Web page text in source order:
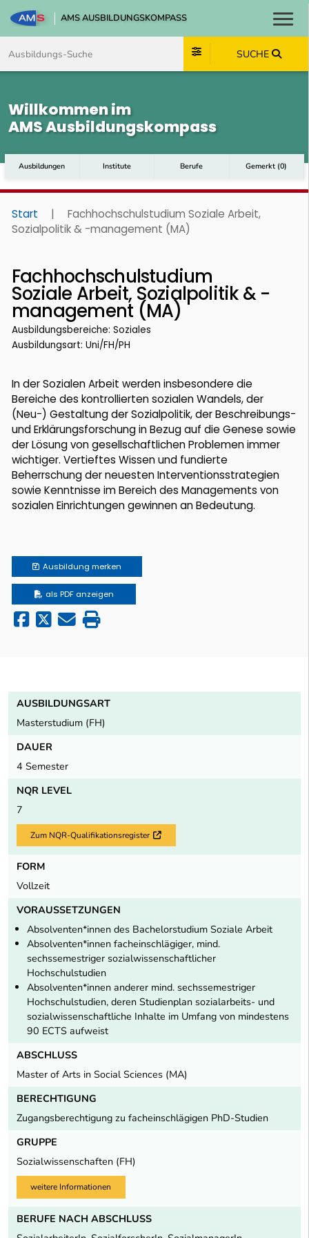
AMS AUSBILDUNGSKOMPASS
SUCHE
Willkommen im
AMS Ausbildungskompass
Ausbildungen Institute Berufe Gemerkt (0)
Start |
Fachhochschulstudium Soziale Arbeit,
Sozialpolitik & -management (MA)
Fachhochschulstudium
Soziale Arbeit, Sozialpolitik & -
management (MA)
Ausbildungsbereiche: Soziales
Ausbildungsart: Uni/FH/PH
In der Sozialen Arbeit werden insbesondere die
Bereiche des kontrollierten sozialen Wandels, der
(Neu-) Gestaltung der Sozialpolitik, der Beschreibungs-
und Erklärungsforschung in Bezug auf die Genese sowie
der Lösung von gesellschaftlichen Problemen immer
wichtiger. Vertieftes Wissen und fundierte
Beherrschung der neuesten Interventionsstrategien
sowie Kenntnisse im Bereich des Managements von
sozialen Einrichtungen gewinnen an Bedeutung.
Ausbildung merken
als PDF anzeigen
AUSBILDUNGSART
Masterstudium (FH)
DAUER
4 Semester
NQR LEVEL
7
Zum NQR-Qualifikationsregister Externer Link
FORM
Vollzeit
VORAUSSETZUNGEN
Absolventen*innen des Bachelorstudium Soziale Arbeit
Absolventen*innen facheinschlägiger, mind.
sechssemestriger sozialwissenschaftlicher
Hochschulstudien
Absolventen*innen anderer mind. sechssemestriger
Hochschulstudien, deren Studienplan sozialarbeits- und
sozialwissenschaftliche Inhalte im Umfang von mindestens
90 ECTS aufweist
ABSCHLUSS
Master of Arts in Social Sciences (MA)
BERECHTIGUNG
Zugangsberechtigung zu facheinschlägigen PhD-Studien
GRUPPE
Sozialwissenschaften (FH)
weitere Informationen
BERUFE NACH ABSCHLUSS